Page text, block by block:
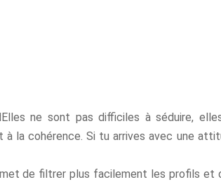
ne sont pas difficiles à séduire,
la cohérence. Si tu arrives avec une
de filtrer plus facilement les profils